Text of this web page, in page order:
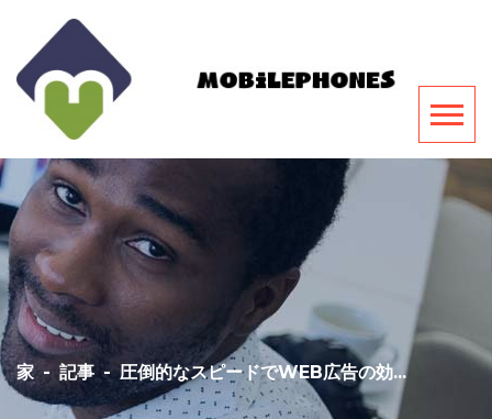
家 - 記事 - 圧倒的なスピードでWEB広告の効...